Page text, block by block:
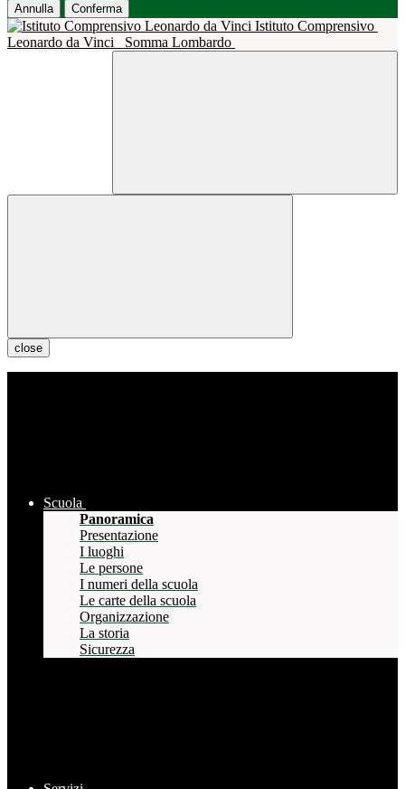
Annulla Conferma
Istituto Comprensivo
Leonardo da Vinci
Somma Lombardo
close
Scuola
Panoramica
Presentazione
I luoghi
Le persone
I numeri della scuola
Le carte della scuola
Organizzazione
La storia
Sicurezza